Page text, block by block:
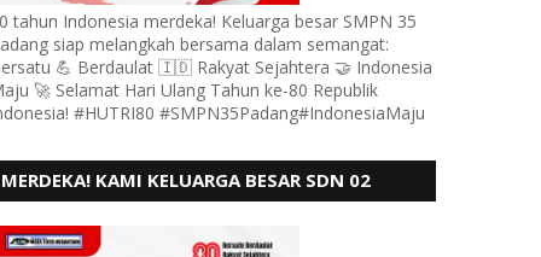
tahun Indonesia merdeka! Keluarga besar SMPN 35
siap melangkah bersama dalam semangat:
💪 Berdaulat 🇮🇩 Rakyat Sejahtera 🤝 Indonesia
🚀 Selamat Hari Ulang Tahun ke-80 Republik
#HUTRI80 #SMPN35Padang#IndonesiaMaju
MERDEKA! KAMI KELUARGA BESAR SDN 02